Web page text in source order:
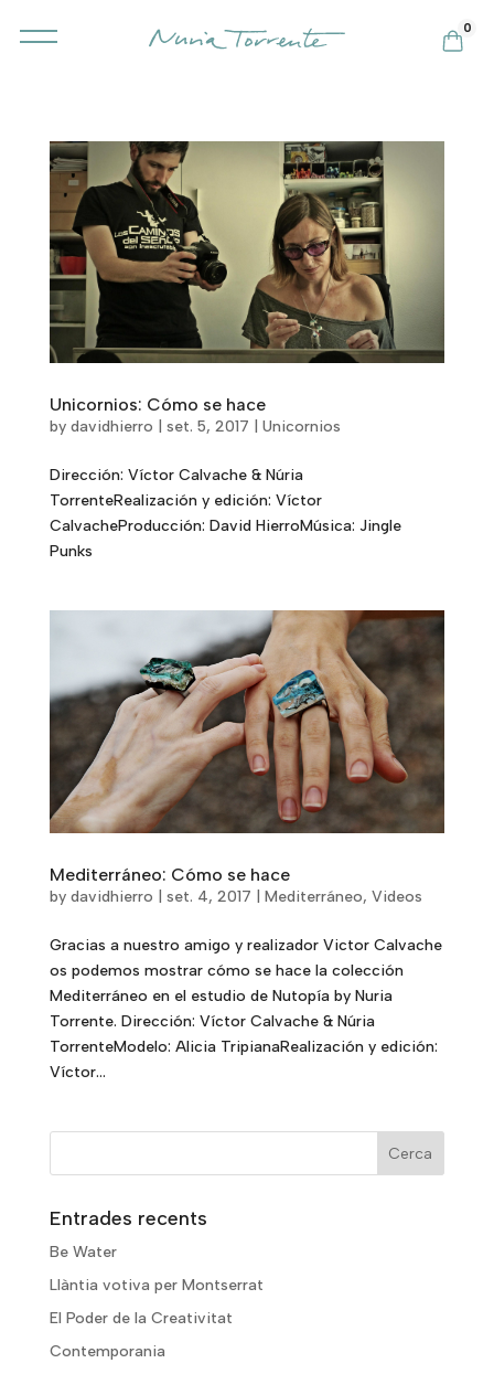
0
Unicornios: Cómo se hace
by davidhierro set. 5, 2017 Unicornios
Dirección: Víctor Calvache & Núria
TorrenteRealización y edición: Víctor
CalvacheProducción: David HierroMúsica: Jingle
Punks
Mediterráneo: Cómo se hace
by davidhierro set. 4, 2017 Mediterráneo, Videos
Gracias a nuestro amigo y realizador Victor Calvache
os podemos mostrar cómo se hace la colección
Mediterráneo en el estudio de Nutopía by Nuria
Torrente. Dirección: Víctor Calvache & Núria
TorrenteModelo: Alicia TripianaRealización y edición:
Víctor...
Entrades recents
Be Water
Llàntia votiva per Montserrat
El Poder de la Creativitat
Contemporania